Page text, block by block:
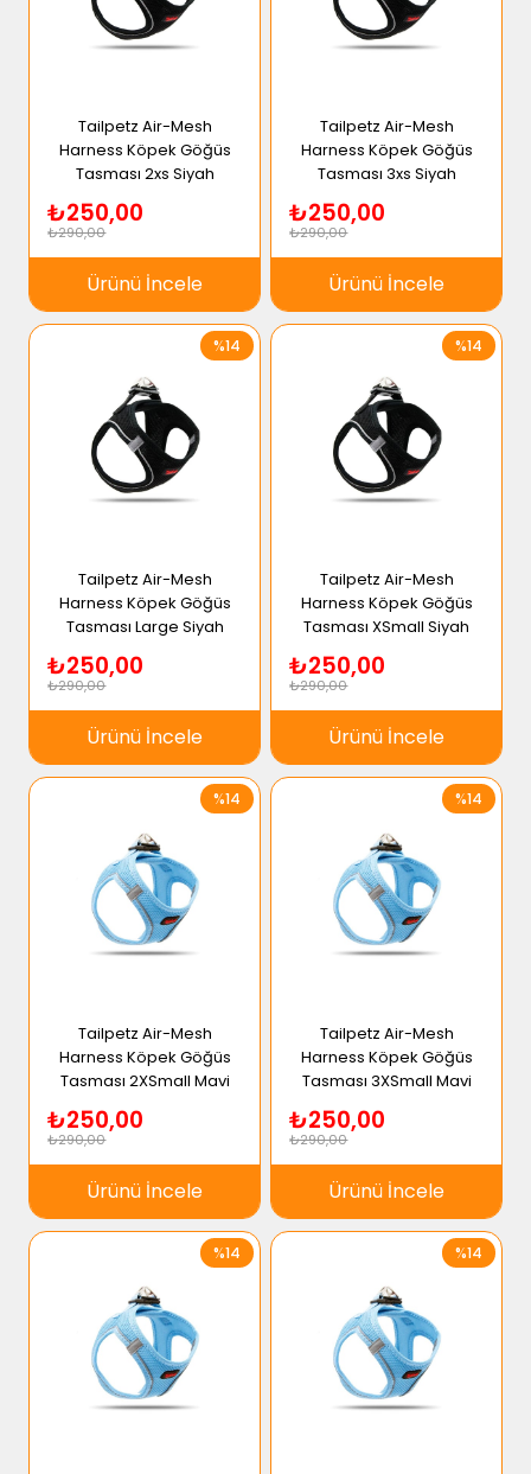
Tailpetz Air-Mesh
Harness Köpek Göğüs
Tasması 2xs Siyah
₺250,00
₺290,00
Ürünü İncele
Tailpetz Air-Mesh
Harness Köpek Göğüs
Tasması 3xs Siyah
₺250,00
₺290,00
Ürünü İncele
Tailpetz Air-Mesh
Harness Köpek Göğüs
Tasması Large Siyah
₺250,00
₺290,00
Ürünü İncele
%14
Tailpetz Air-Mesh
Harness Köpek Göğüs
Tasması XSmall Siyah
₺250,00
₺290,00
Ürünü İncele
%14
Tailpetz Air-Mesh
Harness Köpek Göğüs
Tasması 2XSmall Mavi
₺250,00
₺290,00
Ürünü İncele
%14
Tailpetz Air-Mesh
Harness Köpek Göğüs
Tasması 3XSmall Mavi
₺250,00
₺290,00
Ürünü İncele
%14
%14 %14